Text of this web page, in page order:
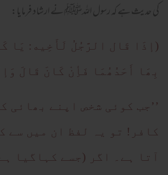
کی حدیث ہے کہ رسول اللہﷺ نے ارشاد فرمایا:
(إذَا قَال الرَّجُلُ لَأَخِیه: یَا
بِھَا أَحَدُھُمَا فَأِنْ کَانَ قَالَ
’’جب کوئی شخص اپنے بھائی
کافر! تو یہ لفظ ان میں سے
آتا ہے۔ اگر (جسے کہاگیا